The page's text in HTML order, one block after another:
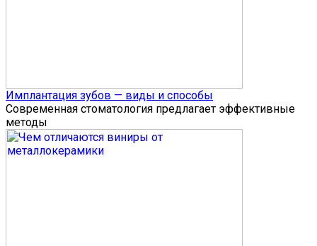
Имплантация зубов — виды и способы
Современная стоматология предлагает эффективные
методы